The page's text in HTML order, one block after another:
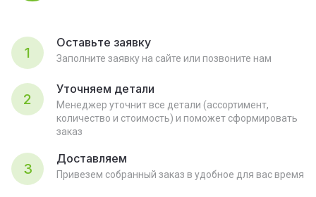
1
Оставьте заявку
Заполните заявку на сайте или позвоните нам
2
Уточняем детали
Менеджер уточнит все детали (ассортимент,
количество и стоимость) и поможет сформировать
заказ
3
Доставляем
Привезем собранный заказ в удобное для вас время